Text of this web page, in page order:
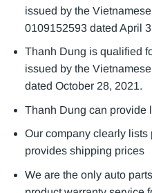
issued by the
0109152593 dated April
Thanh Dung is qualified
issued by the
dated October 28, 2021.
Thanh Dung can provide
Our company clearly lists
provides shipping prices
We are the only auto